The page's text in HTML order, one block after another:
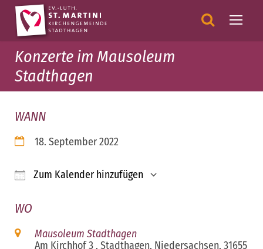
Konzerte im Mausoleum
Stadthagen
WANN
18. September 2022
Zum Kalender hinzufügen
WO
Mausoleum Stadthagen
Am Kirchhof 3 , Stadthagen, Niedersachsen, 31655